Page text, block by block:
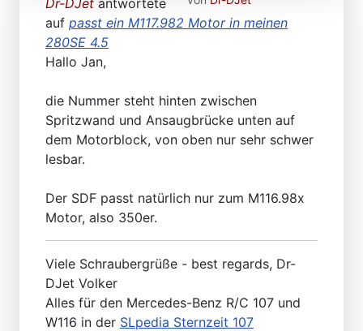
auf passt ein M117.982 Motor in meinen
280SE 4.5
Hallo Jan,
die Nummer steht hinten zwischen
Spritzwand und Ansaugbrücke unten auf
dem Motorblock, von oben nur sehr schwer
lesbar.
Der SDF passt natürlich nur zum M116.98x
Motor, also 350er.
Viele Schraubergrüße - best regards, Dr-
DJet Volker
Alles für den Mercedes-Benz R/C 107 und
W116 in der SLpedia Sternzeit 107